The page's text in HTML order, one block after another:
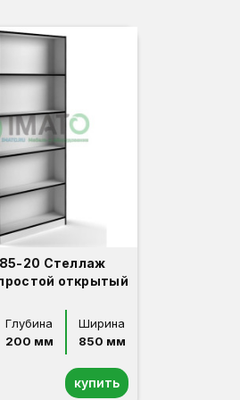
20 Стеллаж
открытый
Глубина
200 мм
Ширина
850 мм
купить